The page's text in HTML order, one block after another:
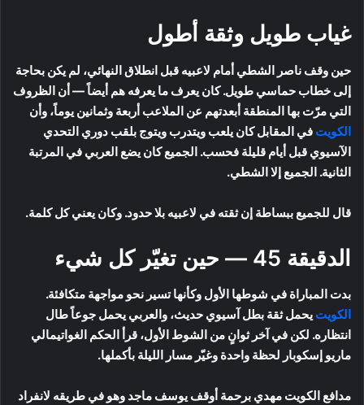
غياب طويل وثقة أطول
حين وقف ناصر الشطي أمام لاعبيه قبل انطلاق النهائي، لم يكن بحاجة
إلى خطاب حماسي طويل. كان يعرف ما يعرفه هم أيضاً — أن الظروف
التي مرّت بها المنطقة أبعدتهم عن الملاعب أربعة وثمانين يوماً، وأن
الكويت في المقابل كان يلعب ويتدرب ويتوج بلقب دوري التحدي
الآسيوي قبل أيام قليلة فحسب. الجميع كان يضع العربي في المرتبة
الثانية. الجميع إلا الشطي.
قال للجميع ببساطة إن ثقته في لاعبيه بلا حدود. وكان يعني كل كلمة.
الدقيقة 45 — حين تغيّر كل شيء
بدت المباراة في شوطها الأول وكأنها تسير نحو مواجهة متكافئة.
الكويت يحمل ثقة بطل آسيوي حديث، والعربي يحمل جوعاً طال
انتظاره. لكن في آخر ثوانٍ من الشوط الأول، قرأ الحكم الغواتيمالي
ماريو إسكوبار لحظة واحدة وغيّر مسار الليلة بأكملها.
مدافع الكويت مهدي برحمة أوقف يوسف ماجد وهو في طريقه لانفراد